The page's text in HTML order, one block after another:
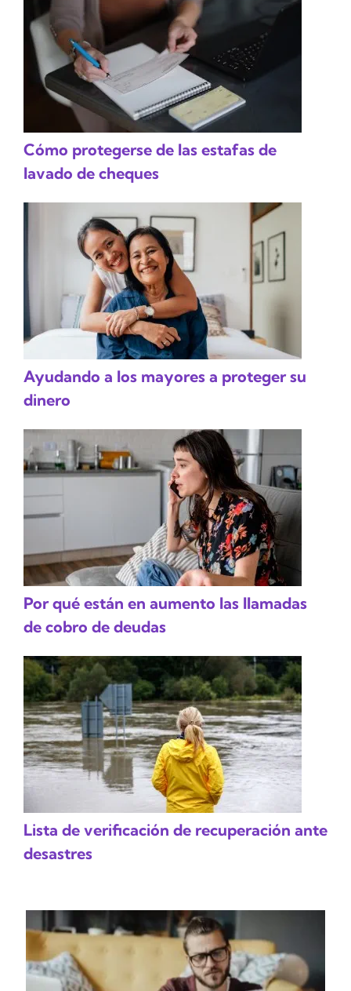
Cómo protegerse de las estafas de
lavado de cheques
Ayudando a los mayores a proteger su
dinero
Por qué están en aumento las llamadas
de cobro de deudas
Lista de verificación de recuperación ante
desastres